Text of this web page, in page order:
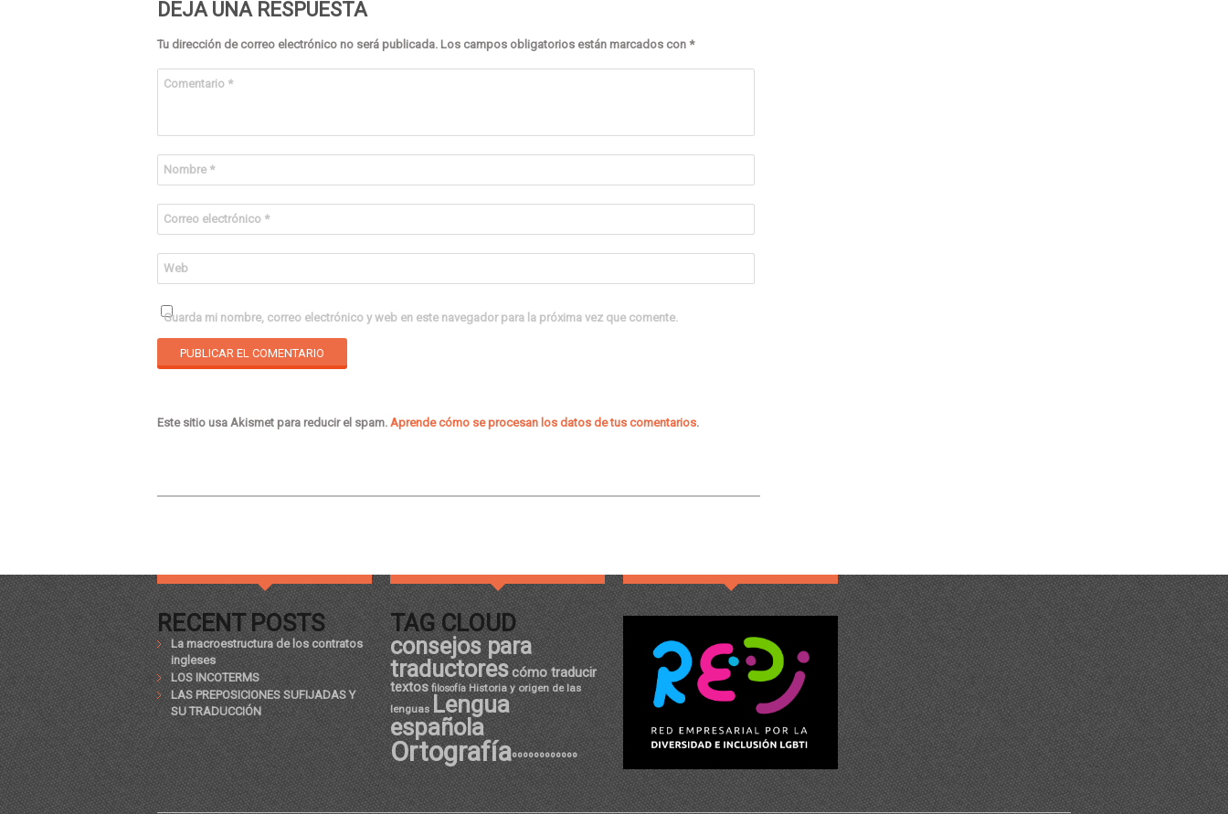
DEJA UNA RESPUESTA
Tu dirección de correo electrónico no será publicada. Los campos obligatorios están marcados con *
Comentario *
Nombre *
Correo electrónico *
Web
Guarda mi nombre, correo electrónico y web en este navegador para la próxima vez que comente.
Este sitio usa Akismet para reducir el spam. Aprende cómo se procesan los datos de tus comentarios.
RECENT POSTS
La macroestructura de los contratos
ingleses
LOS INCOTERMS
LAS PREPOSICIONES SUFIJADAS Y
SU TRADUCCIÓN
TAG CLOUD
consejos para
traductorescómo traducir
textos filosofía Historia y origen de las
lenguas Lengua
española
Ortografíaºººººººººººº